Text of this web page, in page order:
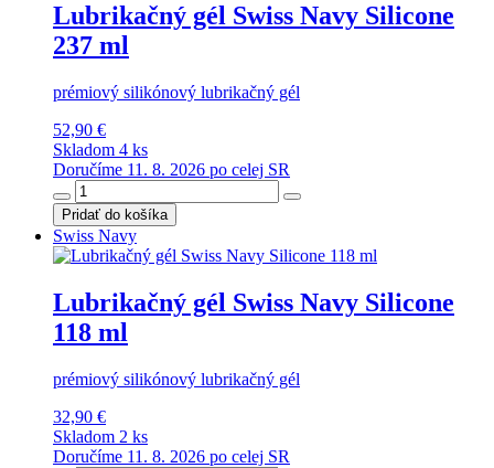
Lubrikačný gél Swiss Navy Silicone
237 ml
prémiový silikónový lubrikačný gél
52,90 €
Skladom 4 ks
Doručíme 11. 8. 2026 po celej SR
Pridať do košíka
Swiss Navy
Lubrikačný gél Swiss Navy Silicone
118 ml
prémiový silikónový lubrikačný gél
32,90 €
Skladom 2 ks
Doručíme 11. 8. 2026 po celej SR